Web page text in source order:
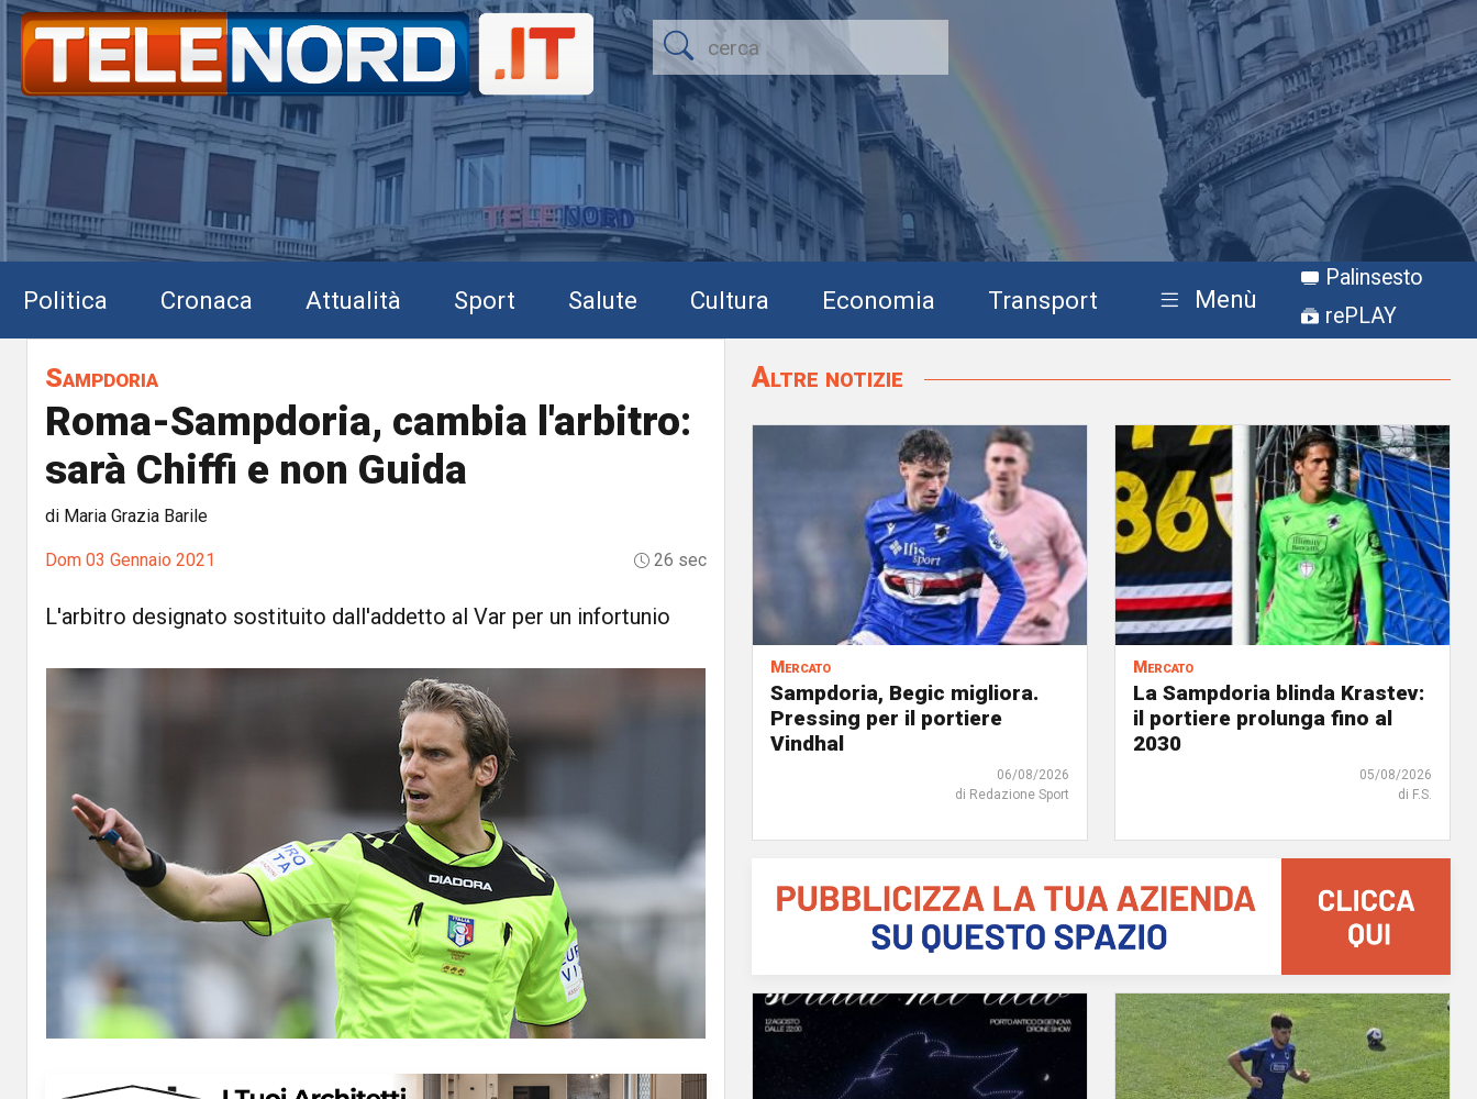
Politica Cronaca Attualità Sport Salute Cultura Economia Transport Menù
Palinsesto
rePLAY
Sampdoria
Roma-Sampdoria, cambia l'arbitro:
sarà Chiffi e non Guida
di Maria Grazia Barile
Dom 03 Gennaio 2021 26 sec
L'arbitro designato sostituito dall'addetto al Var per un infortunio
Altre notizie
Mercato
Sampdoria, Begic migliora.
Pressing per il portiere
Vindhal
06/08/2026
di Redazione Sport
Mercato
La Sampdoria blinda Krastev:
il portiere prolunga fino al
2030
05/08/2026
di F.S.